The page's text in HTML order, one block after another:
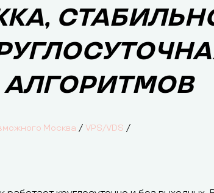
АЛГОРИТМОВ
Москва / VPS/VDS /